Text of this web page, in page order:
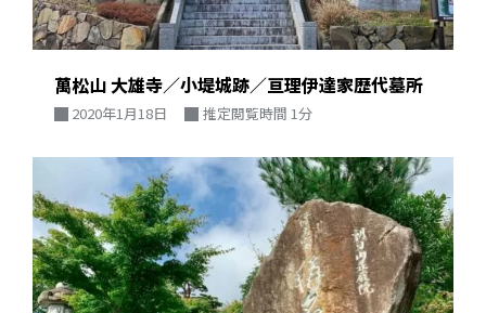
萬松山 大雄寺／小堤城跡／亘理伊達家歴代墓所
2020年1月18日 推定閲覧時間 1分